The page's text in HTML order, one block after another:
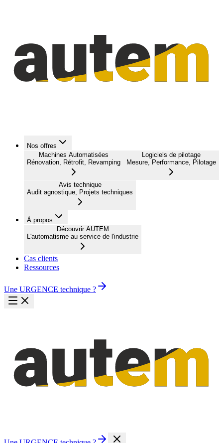
Nos offres
Machines Automatisées
Rénovation, Rétrofit, Revamping
Logiciels de pilotage
Mesure, Performance, Pilotage
Avis technique
Audit agnostique, Projets techniques
À propos
Découvrir AUTEM
L'automatisme au service de l'industrie
Cas clients
Ressources
Une URGENCE technique ?